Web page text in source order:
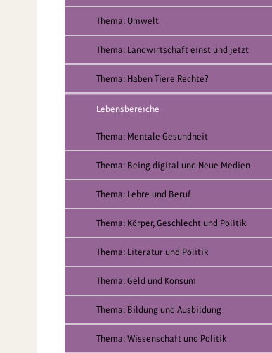
Thema: Umwelt
Thema: Landwirtschaft einst und jetzt
Thema: Haben Tiere Rechte?
Lebensbereiche
Thema: Mentale Gesundheit
Thema: Being digital und Neue Medien
Thema: Lehre und Beruf
Thema: Körper, Geschlecht und Politik
Thema: Literatur und Politik
Thema: Geld und Konsum
Thema: Bildung und Ausbildung
Thema: Wissenschaft und Politik